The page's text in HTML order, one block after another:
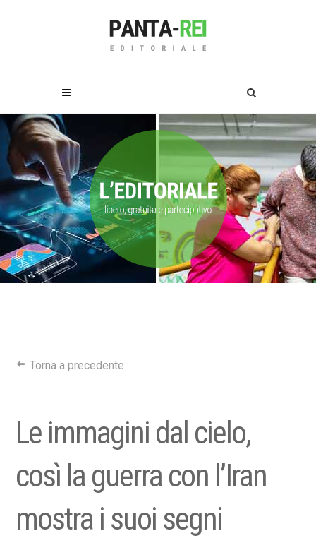
Torna a precedente
Le immagini dal cielo,
così la guerra con l’Iran
mostra i suoi segni